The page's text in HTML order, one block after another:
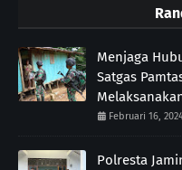
Menjaga
Satgas
Februari 16,
Polresta